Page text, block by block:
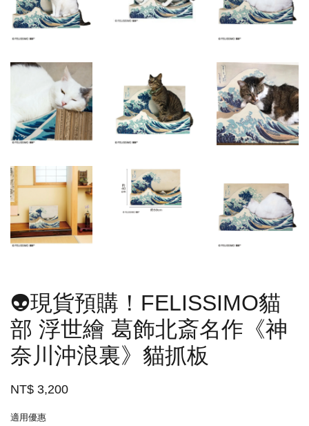
👽現貨預購！FELISSIMO貓
部 浮世繪 葛飾北斎名作《神
奈川沖浪裏》貓抓板
NT$ 3,200
適用優惠